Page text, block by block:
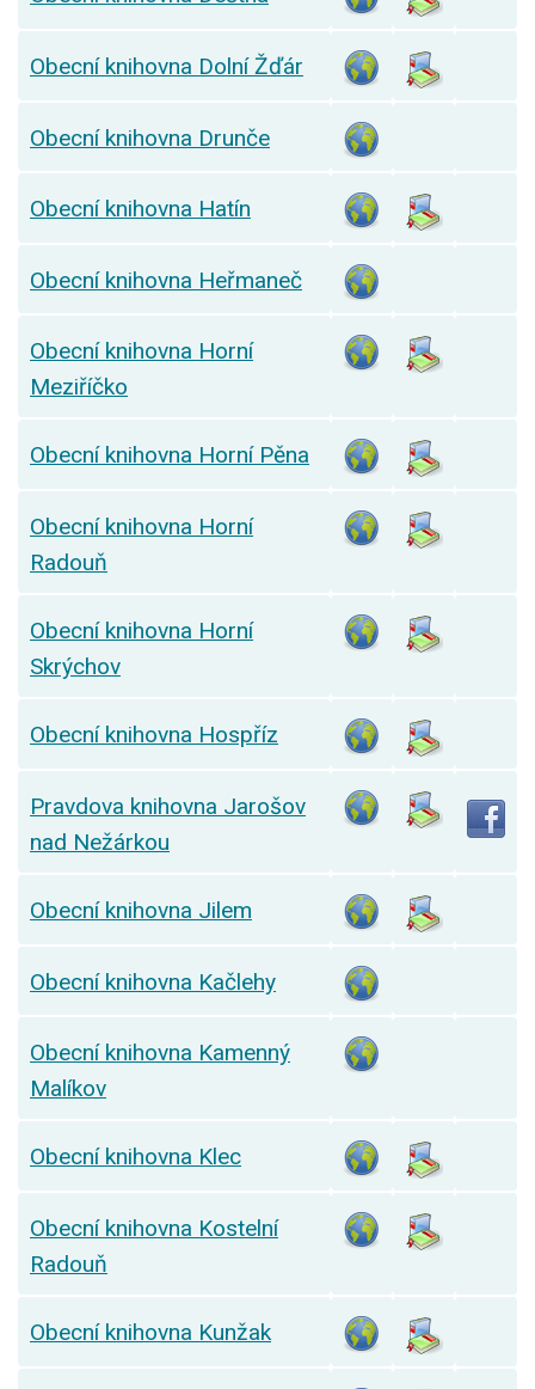
Obecní knihovna Dolní Žďár
Obecní knihovna Drunče
Obecní knihovna Hatín
Obecní knihovna Heřmaneč
Obecní knihovna Horní
Meziříčko
Obecní knihovna Horní Pěna
Obecní knihovna Horní
Radouň
Obecní knihovna Horní
Skrýchov
Obecní knihovna Hospříz
Pravdova knihovna Jarošov
nad Nežárkou
Obecní knihovna Jilem
Obecní knihovna Kačlehy
Obecní knihovna Kamenný
Malíkov
Obecní knihovna Klec
Obecní knihovna Kostelní
Radouň
Obecní knihovna Kunžak